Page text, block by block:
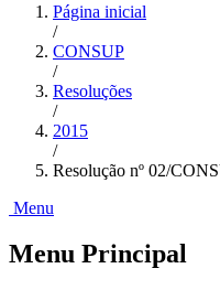
Página inicial
/
CONSUP
/
Resoluções
/
2015
/
Resolução nº 02/
Menu
Menu Principal